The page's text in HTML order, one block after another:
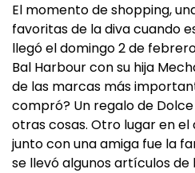
El momento de shopping,
favoritas de la diva cuando
llegó el domingo 2 de
Bal Harbour con su hija
de las marcas más
compró? Un regalo de
otras cosas. Otro lugar en
junto con una amiga fue la
se llevó algunos artículos de